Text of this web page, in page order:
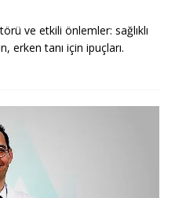
ve etkili önlemler: sağlıklı
erken tanı için ipuçları.